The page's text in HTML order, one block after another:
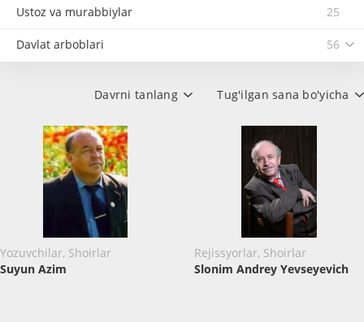
Ustoz va murabbiylar 25
Davlat arboblari 56
Tug'ilgan sana bo'yicha
Davrni tanlang
Yozuvchilar, Shoirlar
Suyun Azim
Rejissyorlar, Shoirlar
Slonim Andrey Yevseyevich